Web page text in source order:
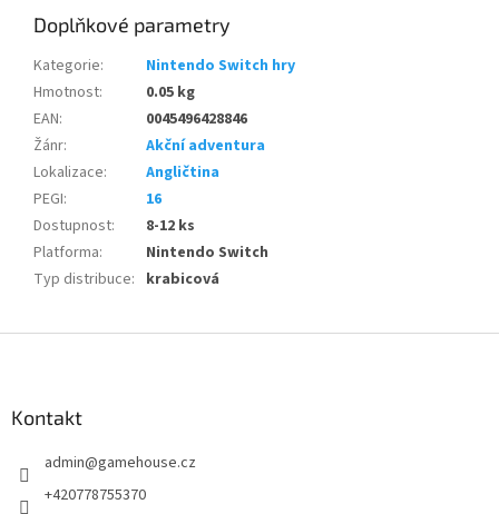
Doplňkové parametry
Kategorie:
Nintendo Switch hry
Hmotnost:
0.05 kg
EAN:
0045496428846
Žánr:
Akční adventura
Lokalizace:
Angličtina
PEGI:
16
Dostupnost:
8-12 ks
Platforma:
Nintendo Switch
Typ distribuce: krabicová
Kontakt
admin@gamehouse.cz
+420778755370